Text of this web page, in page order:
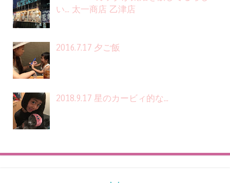
い... 太一商店 乙津店
2016.7.17 夕ご飯
2018.9.17 星のカービィ的な...